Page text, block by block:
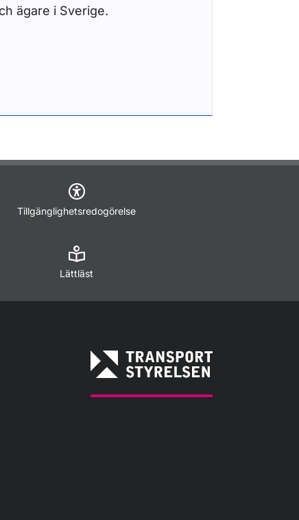
ägare i Sverige.
Tillgänglighetsredogörelse
Lättläst